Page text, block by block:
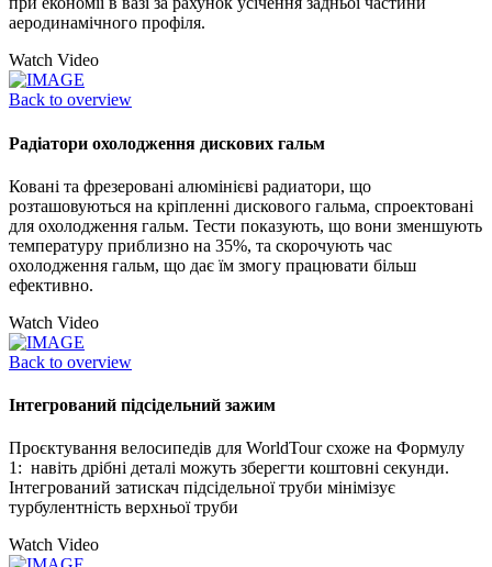
аеродинамічного профіля.
Watch Video
Back to overview
Радіатори охолодження дискових гальм
Ковані та фрезеровані алюмінієві радиатори, що
розташовуються на кріпленні дискового гальма, спроектовані
для охолодження гальм. Тести показують, що вони зменшують
температуру приблизно на 35%, та скорочують час
охолодження гальм, що дає їм змогу працювати більш
ефективно.
Watch Video
Back to overview
Інтегрований підсідельний зажим
Проєктування велосипедів для WorldTour схоже на Формулу
1: навіть дрібні деталі можуть зберегти коштовні секунди.
Інтегрований затискач підсідельної труби мінімізує
турбулентність верхньої труби
Watch Video